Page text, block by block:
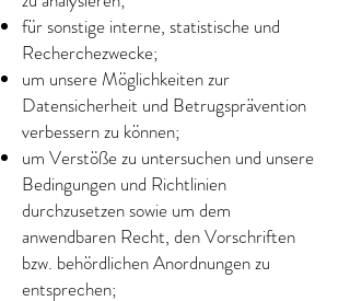
für sonstige interne, statistische und
Recherchezwecke;
um unsere Möglichkeiten zur
Datensicherheit und Betrugsprävention
verbessern zu können;
um Verstöße zu untersuchen und unsere
Bedingungen und Richtlinien
durchzusetzen sowie um dem
anwendbaren Recht, den Vorschriften
bzw. behördlichen Anordnungen zu
entsprechen;